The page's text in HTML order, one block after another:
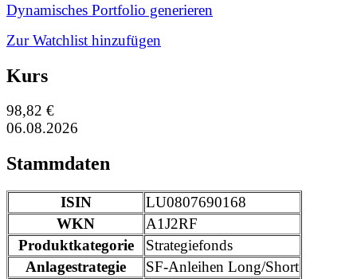
Dynamisches Portfolio generieren
Zur Watchlist hinzufügen
Kurs
98,82 €
06.08.2026
Stammdaten
ISIN
LU0807690168
WKN
A1J2RF
Produktkategorie
Strategiefonds
Anlagestrategie
SF-Anleihen Long/Short